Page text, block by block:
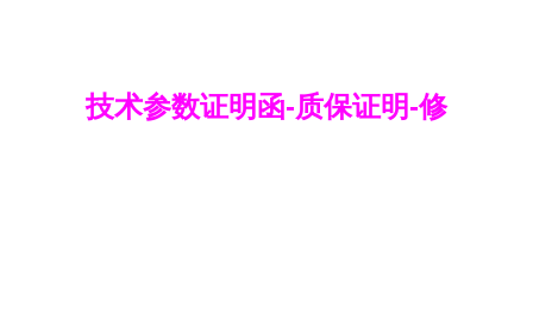
技术参数证明函-质保证明-修